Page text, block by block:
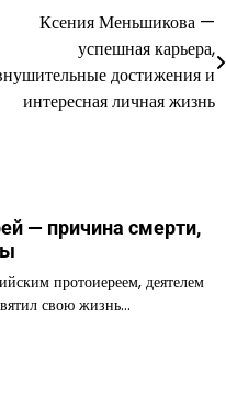
Ксения Меньшикова —
успешная карьера,
достижения и
интересная личная жизнь
— причина смерти,
протоиереем, деятелем
свою жизнь…